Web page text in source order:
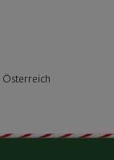
Österreich